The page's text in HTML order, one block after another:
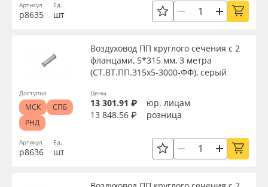
Артикул
р8635
Ед.
шт
Артикул
р8636
Воздуховод ПП круглого сечения с 2
фланцами, 5*315 мм, 3 метра
(СТ.ВТ.ПП.315х5-3000-ФФ), серый
Ед.
шт
Цены
13 301.91 ₽
юр. лицам
13 848.56 ₽
розница
Доступно
МСК
СПБ
РНД